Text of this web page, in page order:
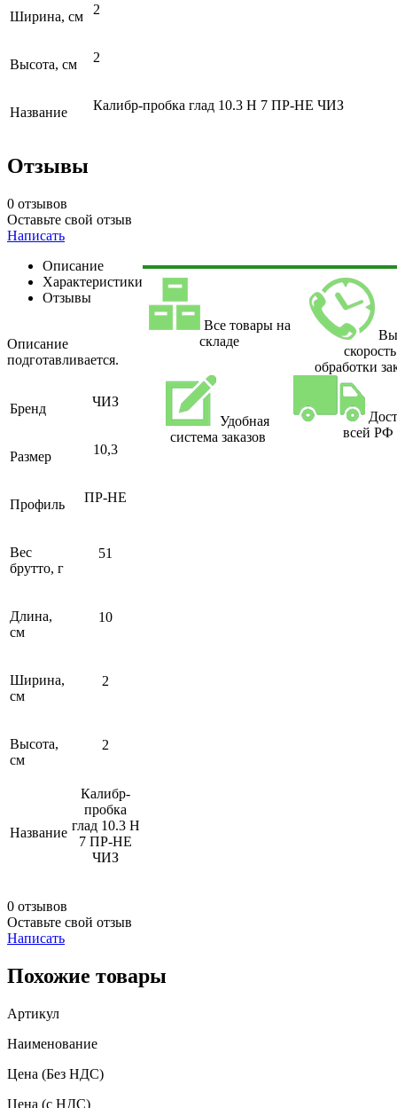
Ширина, см 2
Высота, см 2
Название Калибр-пробка глад 10.3 Н 7 ПР-НЕ ЧИЗ
Отзывы
0 отзывов
Оставьте свой отзыв
Написать
Описание
Характеристики
Отзывы
Описание
подготавливается.
Бренд ЧИЗ
Размер 10,3
Профиль ПР-НЕ
Вес
брутто, г
51
Длина,
см
10
Ширина,
см
2
Высота,
см
2
Название
Калибр-
пробка
глад 10.3 Н
7 ПР-НЕ
ЧИЗ
0 отзывов
Оставьте свой отзыв
Написать
Все товары на
складе
скорость
обработки
Удобная
система заказов
всей РФ
Похожие товары
Артикул
Наименование
Цена (Без НДС)
Цена (с НДС)